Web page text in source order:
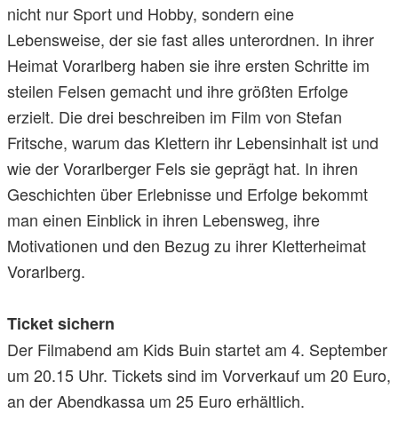
nicht nur Sport und Hobby, sondern eine
Lebensweise, der sie fast alles unterordnen. In ihrer
Heimat Vorarlberg haben sie ihre ersten Schritte im
steilen Felsen gemacht und ihre größten Erfolge
erzielt. Die drei beschreiben im Film von Stefan
Fritsche, warum das Klettern ihr Lebensinhalt ist und
wie der Vorarlberger Fels sie geprägt hat. In ihren
Geschichten über Erlebnisse und Erfolge bekommt
man einen Einblick in ihren Lebensweg, ihre
Motivationen und den Bezug zu ihrer Kletterheimat
Vorarlberg.
Ticket sichern
Der Filmabend am Kids Buin startet am 4. September
um 20.15 Uhr. Tickets sind im Vorverkauf um 20 Euro,
an der Abendkassa um 25 Euro erhältlich.